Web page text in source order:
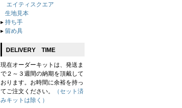
エイティスクエア
生地見本
▸ 持ち手
▸ 留め具
DELIVERY TIME
現在オーダーキットは、発送ま
で２～３週間の納期を頂戴して
おります。お時間に余裕を持っ
てご注文ください。
（セット済
みキットは除く）